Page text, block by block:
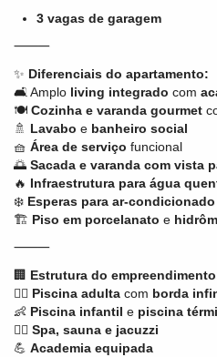
3 vagas de garagem
⸻
✨ Diferenciais do apartamento:
🛋️ Amplo living integrado com
🍽️ Cozinha e varanda gourmet
🚿 Lavabo e banheiro social
🧺 Área de serviço funcional
🌅 Sacada e varanda com vista
🔥 Infraestrutura para água
❄️ Esperas para ar-
🏗️ Piso em porcelanato e
⸻
🏢 Estrutura do
🏊‍♀️ Piscina adulta com borda
👶 Piscina infantil e piscina
💆‍♀️ Spa, sauna e jacuzzi
💪 Academia equipada